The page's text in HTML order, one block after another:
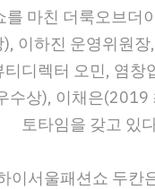
를 마친 더룩오브더
이하진 운영위원장
티디렉터 오민, 염창
수상), 이채은(2019
토타임을 갖고 있
이서울패션쇼 두칸